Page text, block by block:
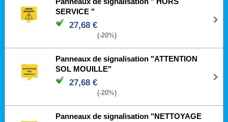
SERVICE "
27,68 €
(-20%)
Panneaux de signalisation "ATTENTION
SOL MOUILLE"
27,68 €
(-20%)
Panneaux de signalisation "NETTOYAGE